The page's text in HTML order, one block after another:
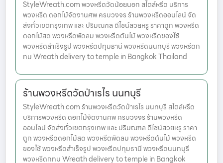
StyleWreath.com พวงหรีดวัดน้อยนอก สไตล์หรีด บริการ
พวงหรีด ดอกไม้จัดงานศพ ครบวงจร ร้านพวงหรีดออนไลน์ จัด
ส่งทั่วเขตกรุงเทพ และ ปริมณฑล ดีไซน์สวยหรู ราคาถูก พวงหรีด
ดอกไม้สด พวงหรีดพัดลม พวงหรีดต้นไม้ พวงหรีดของใช้
พวงหรีดสำเร็จรูป พวงหรีดปทุมธานี พวงหรีดนนทบุรี พวงหรีดก
ทม Wreath delivery to temple in Bangkok Thailand
ร้านพวงหรีดวัดป่าเรไร นนทบุรี
StyleWreath.com ร้านพวงหรีดวัดป่าเรไร นนทบุรี สไตล์หรีด
บริการพวงหรีด ดอกไม้จัดงานศพ ครบวงจร ร้านพวงหรีด
ออนไลน์ จัดส่งทั่วเขตกรุงเทพ และ ปริมณฑล ดีไซน์สวยหรู ราคา
ถูก พวงหรีดดอกไม้สด พวงหรีดพัดลม พวงหรีดต้นไม้ พวงหรีด
ของใช้ พวงหรีดสำเร็จรูป พวงหรีดปทุมธานี พวงหรีดนนทบุรี
พวงหรีดกทม Wreath delivery to temple in Bangkok